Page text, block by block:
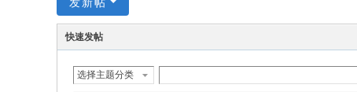
快速发帖
选择主题分类